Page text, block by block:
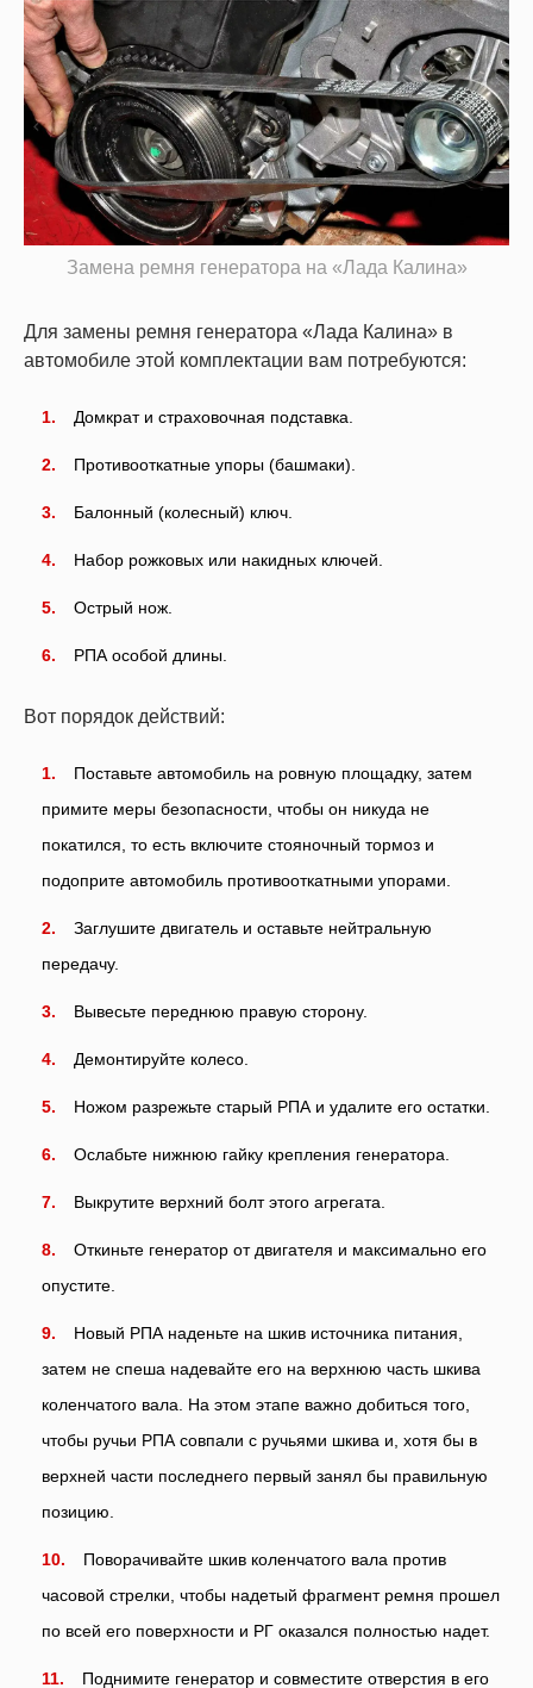
Замена ремня генератора на «Лада Калина»
Для замены ремня генератора «Лада Калина» в
автомобиле этой комплектации вам потребуются:
Домкрат и страховочная подставка.
Противооткатные упоры (башмаки).
Балонный (колесный) ключ.
Набор рожковых или накидных ключей.
Острый нож.
РПА особой длины.
Вот порядок действий:
Поставьте автомобиль на ровную площадку, затем
примите меры безопасности, чтобы он никуда не
покатился, то есть включите стояночный тормоз и
подоприте автомобиль противооткатными упорами.
Заглушите двигатель и оставьте нейтральную
передачу.
Вывесьте переднюю правую сторону.
Демонтируйте колесо.
Ножом разрежьте старый РПА и удалите его остатки.
Ослабьте нижнюю гайку крепления генератора.
Выкрутите верхний болт этого агрегата.
Откиньте генератор от двигателя и максимально его
опустите.
Новый РПА наденьте на шкив источника питания,
затем не спеша надевайте его на верхнюю часть шкива
коленчатого вала. На этом этапе важно добиться того,
чтобы ручьи РПА совпали с ручьями шкива и, хотя бы в
верхней части последнего первый занял бы правильную
позицию.
Поворачивайте шкив коленчатого вала против
часовой стрелки, чтобы надетый фрагмент ремня прошел
по всей его поверхности и РГ оказался полностью надет.
Поднимите генератор и совместите отверстия в его